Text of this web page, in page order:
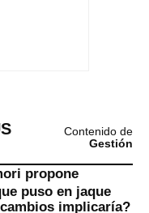
Contenido de
Gestión
propone
puso en jaque
implicaría?